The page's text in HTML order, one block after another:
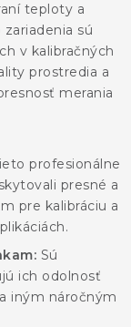
pojmov
teploty a
sú
v kalibračných
prostredia a
merania
profesionálne
presné a
pre kalibráciu a
Sú
ich odolnosť
iným náročným